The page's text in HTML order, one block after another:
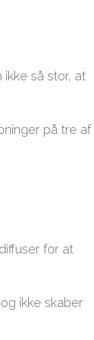
så stor, at
på tre af
for at
ikke skaber